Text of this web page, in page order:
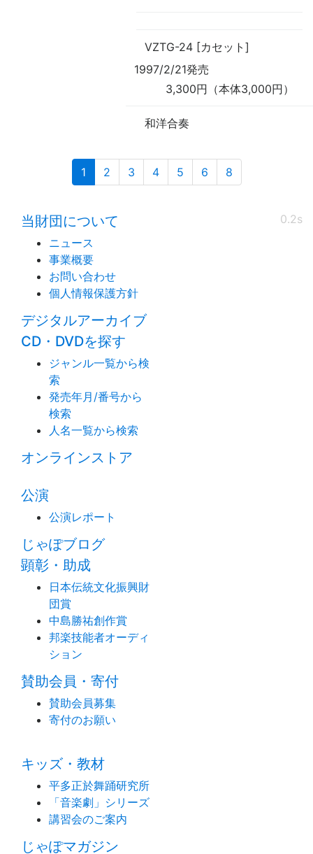
VZTG-24 [カセット]
1997/2/21発売
3,300円（本体3,000円）
和洋合奏
1(current)
2 3 4 5 6 8
0.2s
当財団について
ニュース
事業概要
お問い合わせ
個人情報保護方針
デジタルアーカイブ
CD・DVDを探す
ジャンル一覧から検
索
発売年月/番号から
検索
人名一覧から検索
オンラインストア
公演
公演レポート
じゃぽブログ
顕彰・助成
日本伝統文化振興財
団賞
中島勝祐創作賞
邦楽技能者オーディ
ション
賛助会員・寄付
賛助会員募集
寄付のお願い
キッズ・教材
平多正於舞踊研究所
「音楽劇」シリーズ
講習会のご案内
じゃぽマガジン